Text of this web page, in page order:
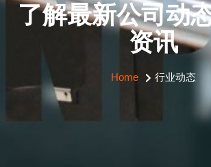
了解最新公司动
资讯
Home 行业动态